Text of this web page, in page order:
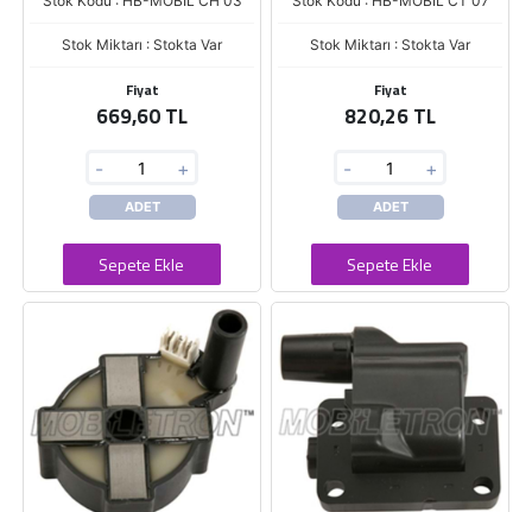
Stok Miktarı : Stokta Var
Fiyat
669,60 TL
- +
ADET
Sepete Ekle
Stok Miktarı : Stokta Var
Fiyat
820,26 TL
- +
ADET
Sepete Ekle